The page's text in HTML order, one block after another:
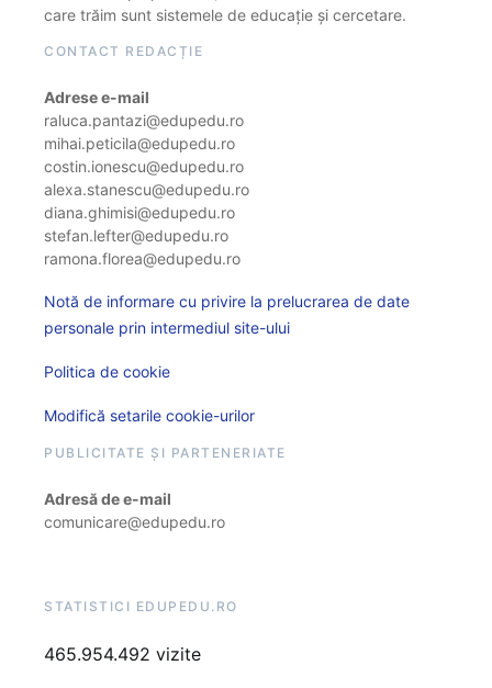
care trăim sunt sistemele de educație și cercetare.
CONTACT REDACȚIE
Adrese e-mail
raluca.pantazi@edupedu.ro
mihai.peticila@edupedu.ro
costin.ionescu@edupedu.ro
alexa.stanescu@edupedu.ro
diana.ghimisi@edupedu.ro
stefan.lefter@edupedu.ro
ramona.florea@edupedu.ro
Notă de informare cu privire la prelucrarea de date
personale prin intermediul site-ului
Politica de cookie
Modifică setarile cookie-urilor
PUBLICITATE ȘI PARTENERIATE
Adresă de e-mail
comunicare@edupedu.ro
STATISTICI EDUPEDU.RO
465.954.492 vizite